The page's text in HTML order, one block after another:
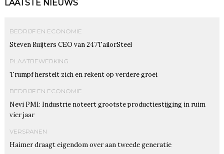
LAATSTE NIEUWS
BEDRIJF EN ECONOMIE
Steven Ruijters CEO van 247TailorSteel
PLAATBEWERKING
Trumpf herstelt zich en rekent op verdere groei
BEDRIJF EN ECONOMIE
Nevi PMI: Industrie noteert grootste productiestijging in ruim
vier jaar
VERSPANEN
Haimer draagt eigendom over aan tweede generatie